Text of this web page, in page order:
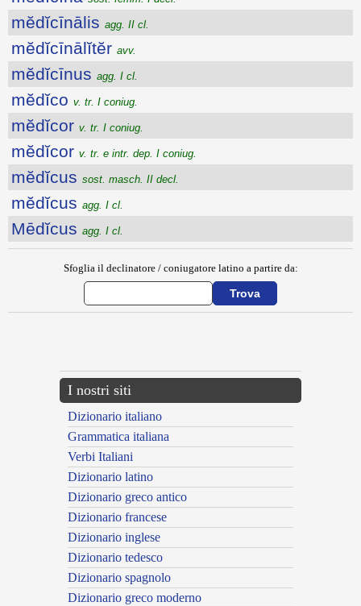
mĕdĭcīnālis agg. II cl.
mĕdĭcīnālĭtĕr avv.
mĕdĭcīnus agg. I cl.
mĕdĭco v. tr. I coniug.
mĕdĭcor v. tr. I coniug.
mĕdĭcor v. tr. e intr. dep. I coniug.
mĕdĭcus sost. masch. II decl.
mĕdĭcus agg. I cl.
Mēdĭcus agg. I cl.
Sfoglia il declinatore / coniugatore latino a partire da:
I nostri siti
Dizionario italiano
Grammatica italiana
Verbi Italiani
Dizionario latino
Dizionario greco antico
Dizionario francese
Dizionario inglese
Dizionario tedesco
Dizionario spagnolo
Dizionario greco moderno